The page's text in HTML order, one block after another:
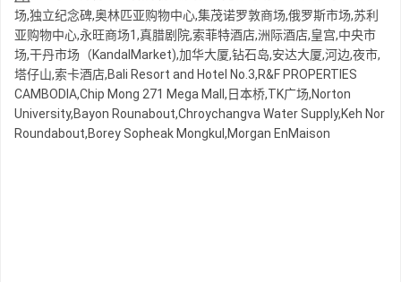
场,独立纪念碑,奥林匹亚购物中心,集茂诺罗敦商场,俄罗斯市场,苏利
亚购物中心,永旺商场1,真腊剧院,索菲特酒店,洲际酒店,皇宫,中央市
场,干丹市场（KandalMarket),加华大厦,钻石岛,安达大厦,河边,夜市,
塔仔山,索卡酒店,Bali Resort and Hotel No.3,R&F PROPERTIES
CAMBODIA,Chip Mong 271 Mega Mall,日本桥,TK广场,Norton
University,Bayon Rounabout,Chroychangva Water Supply,Keh Nor
Roundabout,Borey Sopheak Mongkul,Morgan EnMaison